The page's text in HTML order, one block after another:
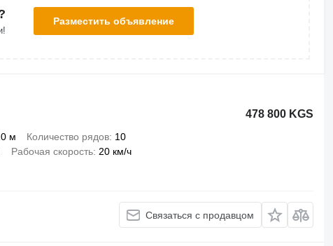
Разместить объявление
478 800 KGS
м Количество рядов 10
Рабочая скорость 20 км/ч
Связаться с продавцом